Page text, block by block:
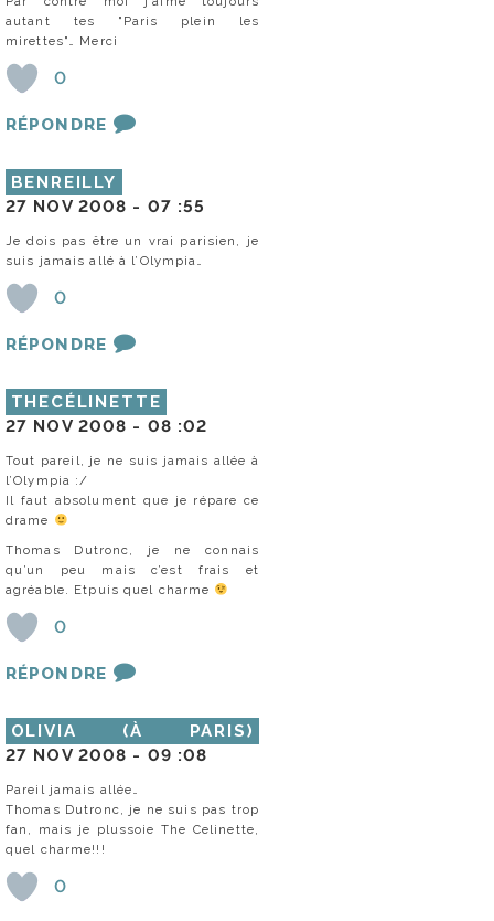
autant tes "Paris plein les
mirettes"… Merci
0
RÉPONDRE
BENREILLY
27 NOV 2008 - 07 :55
Je dois pas être un vrai parisien, je
suis jamais allé à l’Olympia…
0
RÉPONDRE
THECÉLINETTE
27 NOV 2008 - 08 :02
Tout pareil, je ne suis jamais allée à
l’Olympia :/
Il faut absolument que je répare ce
drame
Thomas Dutronc, je ne connais
qu’un peu mais c’est frais et
agréable. Etpuis quel charme
0
RÉPONDRE
OLIVIA (À PARIS)
27 NOV 2008 - 09 :08
Pareil jamais allée…
Thomas Dutronc, je ne suis pas trop
fan, mais je plussoie The Celinette,
quel charme!!!
0